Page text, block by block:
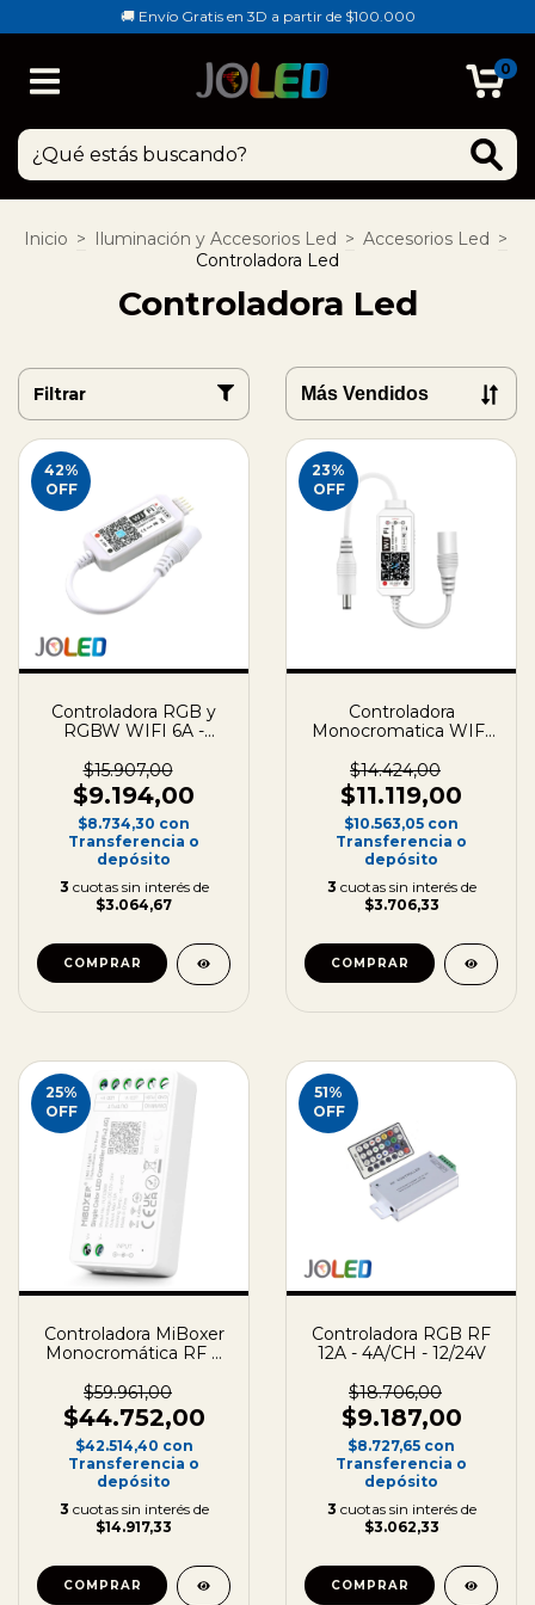
🚚 Envío Gratis en 3D a partir de $100.000
0
Inicio > Iluminación y Accesorios Led > Accesorios Led >
Controladora Led
Controladora Led
Filtrar
42%
OFF
Controladora RGB y
RGBW WIFI 6A -
$15.907,00
$9.194,00
$8.734,30 con
Transferencia o
depósito
3 cuotas sin interés de
$3.064,67
23%
OFF
Controladora
Monocromatica WIFI
$14.424,00
$11.119,00
$10.563,05 con
Transferencia o
depósito
3 cuotas sin interés de
$3.706,33
25%
OFF
Controladora MiBoxer
Monocromática RF +
12/24V
$59.961,00
$44.752,00
$42.514,40 con
Transferencia o
depósito
3 cuotas sin interés de
$14.917,33
51%
OFF
Controladora RGB RF
12A - 4A/CH - 12/24V
$18.706,00
$9.187,00
$8.727,65 con
Transferencia o
depósito
3 cuotas sin interés de
$3.062,33